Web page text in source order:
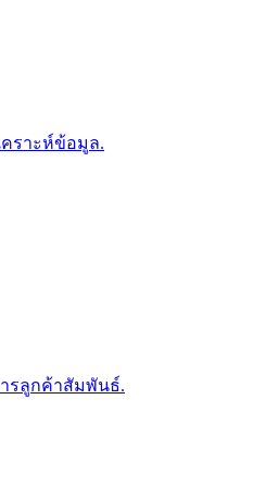
คราะห์ข้อมูล.
รลูกค้าสัมพันธ์.